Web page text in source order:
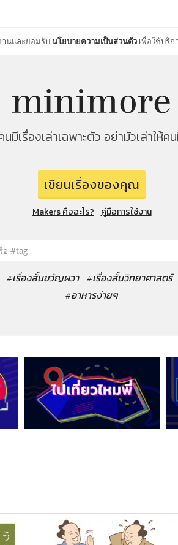
านและยอมรับนโยบายความเป็นส่วนตัว เพื่อใช้บริก
นมีเรื่องเล่าเฉพาะตัว อย่ามัวเล่าให้ค
เขียนเรื่องของคุณ
Makers คืออะไร? คู่มือการใช้งาน
#เรื่องสั้นขวัญผวา #เรื่องสั้นวิทยาศาสตร์
#อาหารง่ายๆ